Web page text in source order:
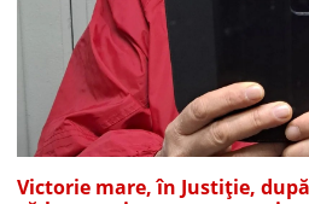
Victorie mare, în Justiție,